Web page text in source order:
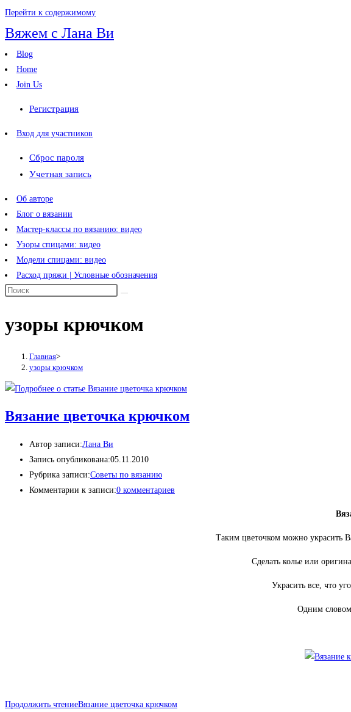
Перейти к содержимому
Вяжем с Лана Ви
Blog
Home
Join Us
Регистрация
Вход для участников
Сброс пароля
Учетная запись
Об авторе
Блог о вязании
Мастер-классы по вязанию: видео
Узоры спицами: видео
Модели спицами: видео
Расход пряжи | Условные обозначения
узоры крючком
Главная>
узоры крючком
Вязание цветочка крючком
Автор записи:Лана Ви
Запись опубликована:05.11.2010
Рубрика записи:Советы по вязанию
Комментарии к записи:0 комментариев
Таким цветочком можно украсить
Сделать колье или
Украсить все, что
Одним
Продолжить чтениеВязание цветочка крючком